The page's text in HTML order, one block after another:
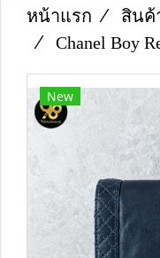
หน้าแรก สินค้
Chanel Boy
New